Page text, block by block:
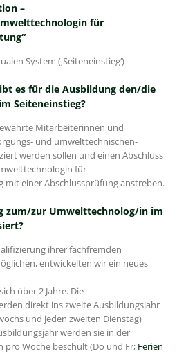
–
für
System (‚Seiteneinstieg‘)
es für die Ausbildung den/die
Seiteneinstieg?
Mitarbeiterinnen und
und umwelttechnischen-
werden sollen und einen Abschluss
für
mit einer Abschlussprüfung anstreben.
zum/zur Umwelttechnolog/in im
ihrer fachfremden
entwickelten wir ein neues
über 2 Jahre. Die
direkt ins zweite Ausbildungsjahr
und jeden zweiten Dienstag)
werden sie in der
pro Woche beschult (Do und Fr; Ferien